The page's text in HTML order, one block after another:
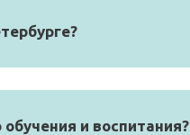
и воспитания?